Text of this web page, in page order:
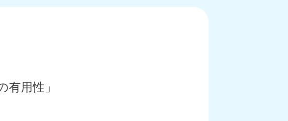
用性」